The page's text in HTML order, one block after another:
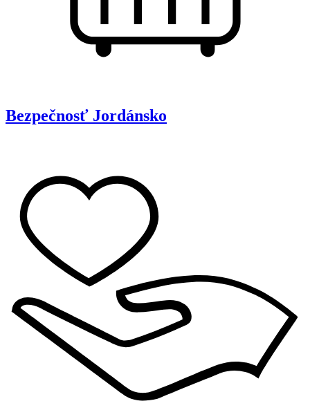
Bezpečnosť Jordánsko